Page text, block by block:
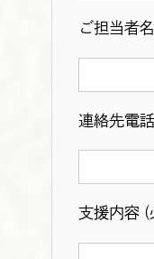
ご担当者
連絡先電
支援内容 (